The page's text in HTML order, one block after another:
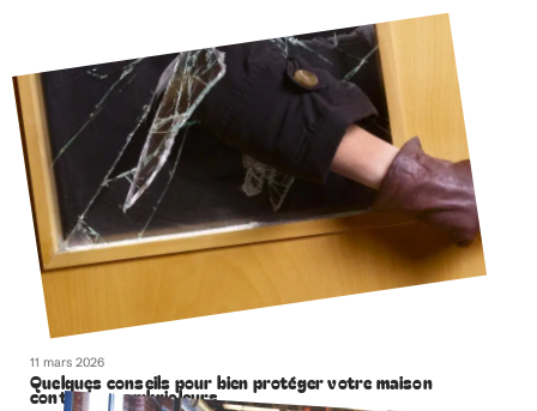
11 mars 2026
Quelques conseils pour bien protéger votre maison
contre les cambrioleurs